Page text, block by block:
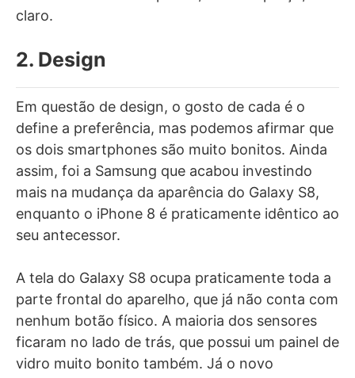
claro.
2. Design
Em questão de design, o gosto de cada é o
define a preferência, mas podemos afirmar que
os dois smartphones são muito bonitos. Ainda
assim, foi a Samsung que acabou investindo
mais na mudança da aparência do Galaxy S8,
enquanto o iPhone 8 é praticamente idêntico ao
seu antecessor.
A tela do Galaxy S8 ocupa praticamente toda a
parte frontal do aparelho, que já não conta com
nenhum botão físico. A maioria dos sensores
ficaram no lado de trás, que possui um painel de
vidro muito bonito também. Já o novo